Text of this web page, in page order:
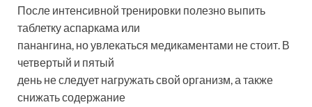
После интенсивной тренировки полезно выпить
таблетку аспаркама или
панангина, но увлекаться медикаментами не стоит. В
четвертый и пятый
день не следует нагружать свой организм, а также
снижать содержание